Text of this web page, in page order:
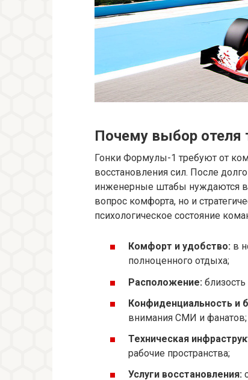
Почему выбор
Гонки Формулы-1 требуют от
восстановления сил. После
инженерные штабы нуждаются в
вопрос комфорта, но и
психологическое состояние
Комфорт и удобство: в
полноценного отдыха;
Расположение:
Конфиденциальность и
внимания СМИ и фанатов;
Техническая
рабочие пространства;
Услуги восстановления: